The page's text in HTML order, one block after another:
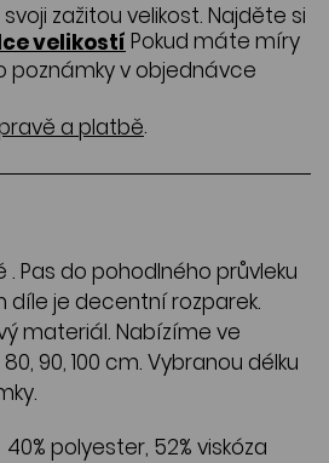
zažitou velikost. Najděte si
velikostí Pokud máte míry
poznámky v objednávce
a platbě.
. Pas do pohodlného průvleku
díle je decentní rozparek.
materiál. Nabízíme ve
90, 100 cm. Vybranou délku
40% polyester, 52% viskóza